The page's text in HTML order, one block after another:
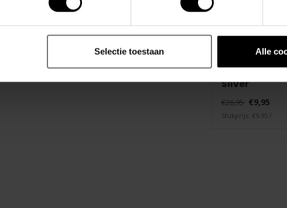
Selectie toestaan Alle
​​20%
Brief White
Silver
€26,95 €9,95
Stukprijs: €9,95 /